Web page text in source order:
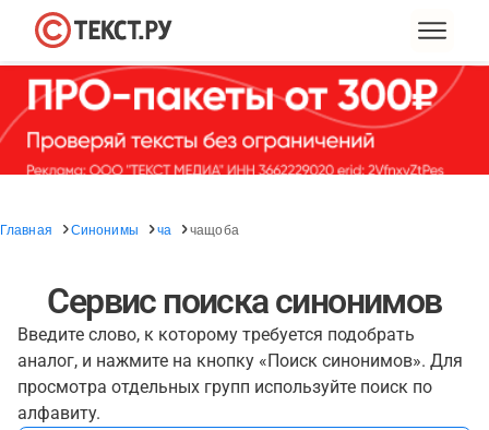
Главная Синонимы ча чащоба
Сервис поиска синонимов
Введите слово, к которому требуется подобрать
аналог, и нажмите на кнопку «Поиск синонимов». Для
просмотра отдельных групп используйте поиск по
алфавиту.